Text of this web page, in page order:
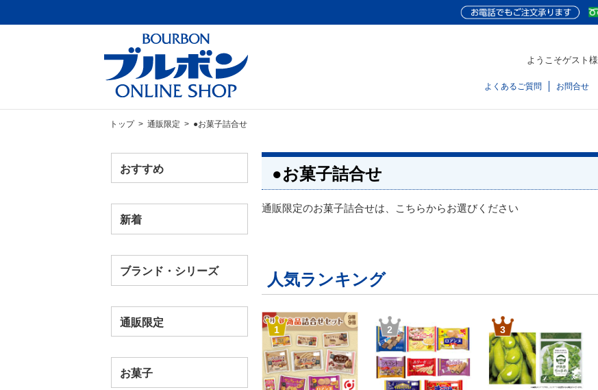
ようこそゲスト様
よくあるご質問 お問合せ
トップ> 通販限定 > ●お菓子詰合せ
おすすめ
新着
ブランド・シリーズ
通販限定
お菓子
●お菓子詰合せ
通販限定のお菓子詰合せは、こちらからお選びください
人気ランキング
1 2 3